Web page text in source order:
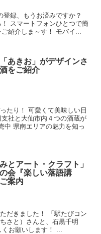
録、もうお済みですか？
スマートフォンひとつで簡
紹介しま～す！ モバイ...
あきお」がデザインさ
をご紹介
たり！ 可愛くて美味しい日
社と大仙市内４つの酒蔵が
中 県南エリアの魅力を知っ
とアート・クラフト」
会『楽しい落語講
案内
だきました！ 「駅たびコン
さと）さんと、石黒千明
お願いします！ ...